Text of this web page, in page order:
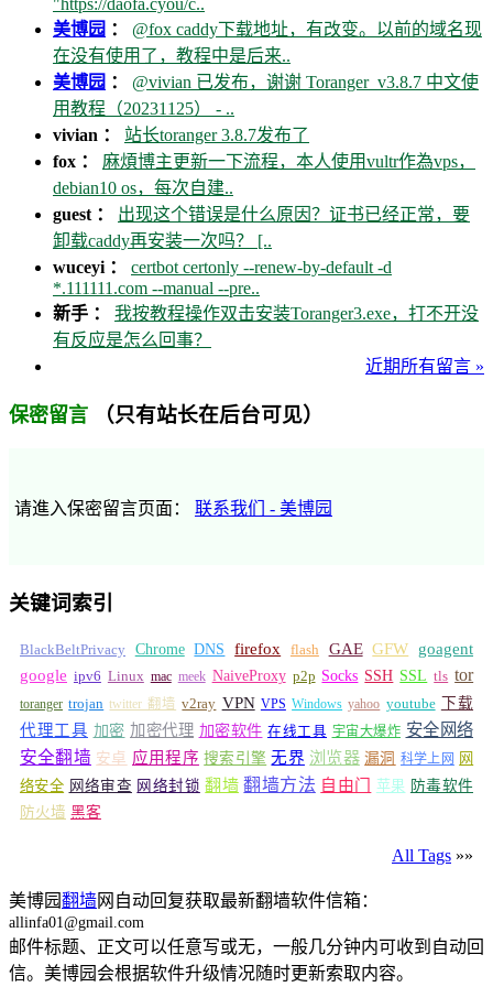
美博园 ： @fox caddy下载地址，有改变。以前的域名现
在没有使用了，教程中是后来..
美博园 ： @vivian 已发布，谢谢 Toranger_v3.8.7 中文使
用教程（20231125） - ..
vivian ： 站长toranger 3.8.7发布了
fox ： 麻煩博主更新一下流程，本人使用vultr作為vps，
debian10 os，每次自建..
guest ： 出现这个错误是什么原因？证书已经正常，要
卸载caddy再安装一次吗？ [..
wuceyi ： certbot certonly --renew-by-default -d
*.111111.com --manual --pre..
新手 ： 我按教程操作双击安装Toranger3.exe，打不开没
有反应是怎么回事？
近期所有留言 »
保密留言 （只有站长在后台可见）
请進入保密留言页面： 联系我们 - 美博园
关键词索引
BlackBeltPrivacy Chrome DNS firefox flash GAE GFW
goagent
google ipv6 Linux mac meek NaiveProxy p2p Socks SSH SSL tls tor
toranger trojan twitter 翻墙 v2ray VPN VPS Windows yahoo youtube 下载
代理工具 加密 加密代理 加密软件 在线工具 宇宙大爆炸 安全网络
安全翻墙 安卓 应用程序 搜索引擎 无界 浏览器 漏洞 科学上网 网
络安全 网络审查 网络封锁 翻墙 翻墙方法 自由门 苹果 防毒软件
防火墙 黑客
All Tags »»
美博园翻墙网自动回复获取最新翻墙软件信箱：
allinfa01@gmail.com
邮件标题、正文可以任意写或无，一般几分钟内可收到自动回
信。美博园会根据软件升级情况随时更新索取内容。